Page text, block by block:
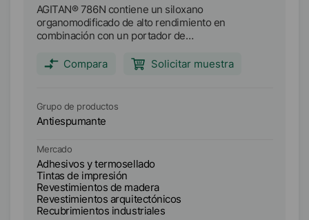
AGITAN® 786N contiene un siloxano
organomodificado de alto rendimiento en
combinación con un portador de
para proporcionar una mayor persistencia
antiespumante y una excelente capacidad de
revestimientos acuosos, sin causar defectos de
humectación tales como cráteres u ojos de
pescado.
Compara Solicitar muestra
Grupo de productos
Antiespumante
Mercado
Adhesivos y termosellado
Tintas de impresión
Revestimientos de madera
Revestimientos arquitectónicos
Recubrimientos industriales